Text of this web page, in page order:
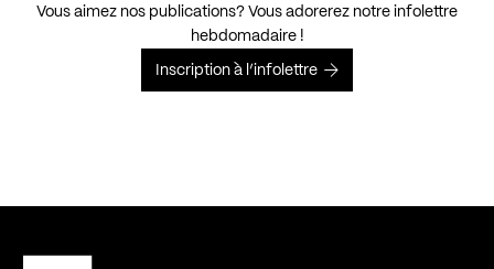
Vous aimez nos publications? Vous adorerez notre infolettre
hebdomadaire !
Inscription à l’infolettre